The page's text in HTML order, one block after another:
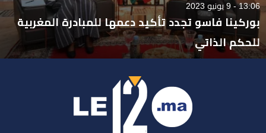
13:06 - 9 يونيو 2023
بوركينا فاسو تجدد تأكيد دعمها للمبادرة المغربية
للحكم الذاتي